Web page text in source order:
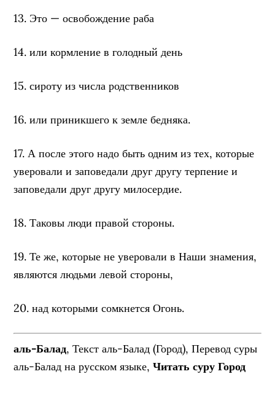
13. Это — освобождение раба
14. или кормление в голодный день
15. сироту из числа родственников
16. или приникшего к земле бедняка.
17. А после этого надо быть одним из тех, которые
уверовали и заповедали друг другу терпение и
заповедали друг другу милосердие.
18. Таковы люди правой стороны.
19. Те же, которые не уверовали в Наши знамения,
являются людьми левой стороны,
20. над которыми сомкнется Огонь.
аль-Балад, Текст аль-Балад (Город), Перевод суры
аль-Балад на русском языке,Читать суру Город